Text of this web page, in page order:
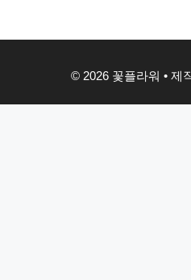
© 2026 꽃플라워 • 제